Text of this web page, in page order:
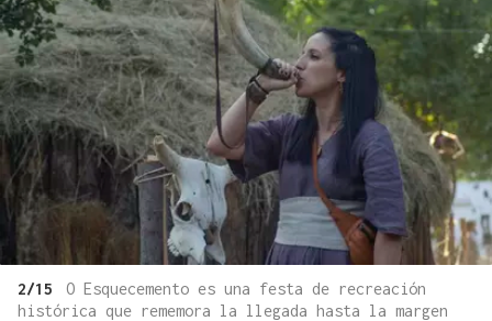
2/15
O Esquecemento es una festa de recreación
histórica que rememora la llegada hasta la margen